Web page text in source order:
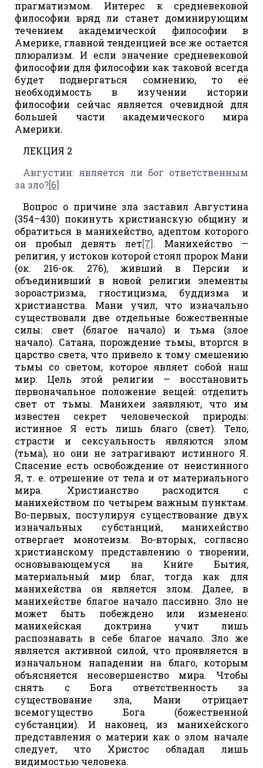
прагматизмом. Интерес к средневековой
философии вряд ли станет доминирующим
течением академической философии в
Америке, главной тенденцией все же остается
плюрализм. И если значение средневековой
философии для философии как таковой всегда
будет подвергаться сомнению, то её
необходимость в изучении истории
философии сейчас является очевидной для
большей части академического мира
Америки.
ЛЕКЦИЯ 2
Августин: является ли бог ответственным
за зло?[6]
Вопрос о причине зла заставил Августина
(354–430) покинуть христианскую общину и
обратиться в манихейство, адептом которого
он пробыл девять лет[7]. Манихейство —
религия, у истоков которой стоял пророк Мани
(ок. 216-ок. 276), живший в Персии и
объединивший в новой религии элементы
зороастризма, гностицизма, буддизма и
христианства. Мани учил, что изначально
существовали две отдельные божественные
силы: свет (благое начало) и тьма (злое
начало). Сатана, порождение тьмы, вторгся в
царство света, что привело к тому смешению
тьмы со светом, которое являет собой наш
мир. Цель этой религии — восстановить
первоначальное положение вещей: отделить
свет от тьмы. Манихеи заявляют, что им
известен секрет человеческой природы:
истинное Я есть лишь благо (свет). Тело,
страсти и сексуальность являются злом
(тьма), но они не затрагивают истинного Я.
Спасение есть освобождение от неистинного
Я, т. е. отрешение от тела и от материального
мира. Христианство расходится с
манихейством по четырем важным пунктам.
Во-первых, постулируя существование двух
изначальных субстанций, манихейство
отвергает монотеизм. Во-вторых, согласно
христианскому представлению о творении,
основывающемуся на Книге Бытия,
материальный мир благ, тогда как для
манихейства он является злом. Далее, в
манихействе благое начало пассивно. Зло не
может быть побеждено или изменено:
манихейская доктрина учит лишь
распознавать в себе благое начало. Зло же
является активной силой, что проявляется в
изначальном нападении на благо, которым
объясняется несовершенство мира. Чтобы
снять с Бога ответственность за
существование зла, Мани отрицает
всемогущество Бога (божественной
субстанции). И наконец, из манихейского
представления о материи как о злом начале
следует, что Христос обладал лишь
видимостью человека.